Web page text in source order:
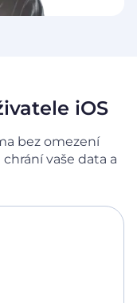
iOS
bez omezení
vaše data a